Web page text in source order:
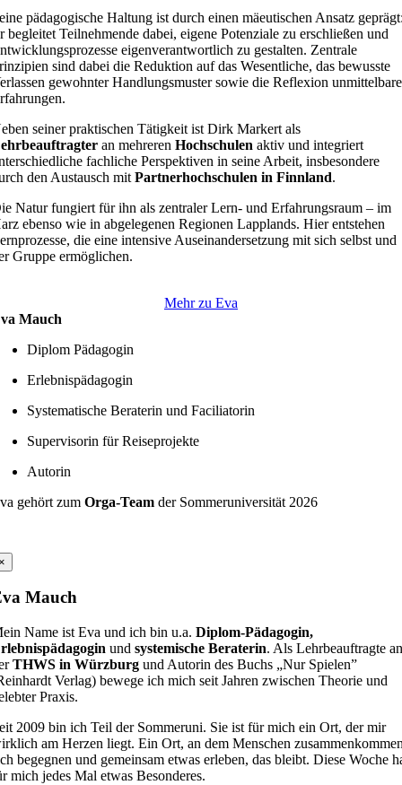
pädagogische Haltung ist durch einen mäeutischen Ansatz
begleitet Teilnehmende dabei, eigene Potenziale zu erschließen und
eigenverantwortlich zu gestalten. Zentrale
sind dabei die Reduktion auf das Wesentliche, das bewusste
gewohnter Handlungsmuster sowie die Reflexion
seiner praktischen Tätigkeit ist Dirk Markert als
an mehrerenHochschulen aktiv und integriert
fachliche Perspektiven in seine Arbeit, insbesondere
den Austausch mitPartnerhochschulen in Finnland.
Natur fungiert für ihn als zentraler Lern- und Erfahrungsraum – im
ebenso wie in abgelegenen Regionen Lapplands. Hier entstehen
die eine intensive Auseinandersetzung mit sich selbst und
Gruppe ermöglichen.
Mehr zu Eva
Mauch
Diplom Pädagogin
Erlebnispädagogin
Systematische Beraterin und Faciliatorin
Supervisorin für Reiseprojekte
Autorin
gehört zumOrga-Team der Sommeruniversität 2026
Mauch
Name ist Eva und ich bin u.a.Diplom-Pädagogin,
und systemische Beraterin. Als Lehrbeauftragte
THWS in Würzburg und Autorin des Buchs „Nur Spielen”
Verlag) bewege ich mich seit Jahren zwischen Theorie und
Praxis.
2009 bin ich Teil der Sommeruni. Sie ist für mich ein Ort, der mir
am Herzen liegt. Ein Ort, an dem Menschen
begegnen und gemeinsam etwas erleben, das bleibt. Diese Woche
mich jedes Mal etwas Besonderes.